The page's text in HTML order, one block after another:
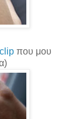
που μου